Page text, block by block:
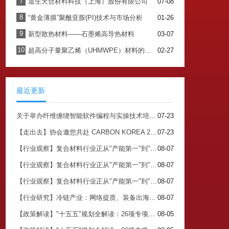
8 01-26
“黄金薄膜”聚酰亚胺(PI)技术与市场分析
9 03-07
新型散热材料——石墨烯高导热材料
10 02-27
超高分子量聚乙烯（UHMWPE）材料的最新应用与未来展望
最近更新
07-23
关于举办纤维缠绕智能软件编程与实操技术培训班的通知
07-23
【走出去】协会邀您共赴 CARBON KOREA 2026 搭建中韩碳产业对接核心平台
08-07
【行业观察】复合材料行业正从"产能第一"到"价值第一"（三）
08-07
【行业观察】复合材料行业正从"产能第一"到"价值第一"（二）
08-07
【行业观察】复合材料行业正从"产能第一"到"价值第一"（一）
08-07
【行业研究】冷链产业：网络提质、装备出海、生物基材料落地，三线齐发
08-05
【政策解读】"十五五"规划全解读：26项专项规划背后的关注点与市场机会（四）